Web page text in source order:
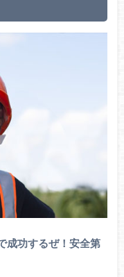
成功するぜ！安全第